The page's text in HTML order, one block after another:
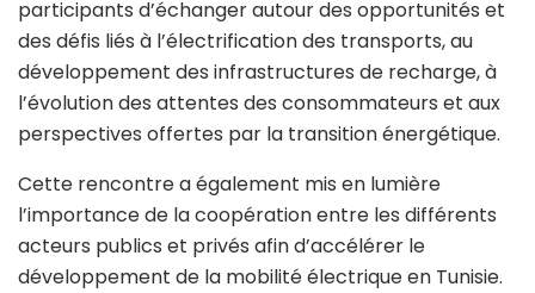
participants d’échanger autour des opportunités et
des défis liés à l’électrification des transports, au
développement des infrastructures de recharge, à
l’évolution des attentes des consommateurs et aux
perspectives offertes par la transition énergétique.
Cette rencontre a également mis en lumière
l’importance de la coopération entre les différents
acteurs publics et privés afin d’accélérer le
développement de la mobilité électrique en Tunisie.